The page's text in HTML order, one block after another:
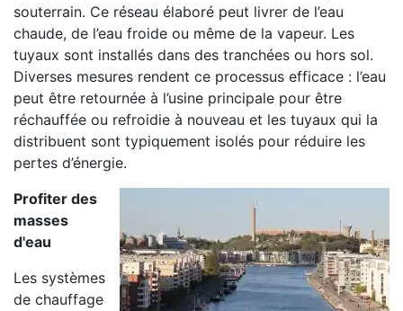
souterrain. Ce réseau élaboré peut livrer de l’eau
chaude, de l’eau froide ou même de la vapeur. Les
tuyaux sont installés dans des tranchées ou hors sol.
Diverses mesures rendent ce processus efficace : l’eau
peut être retournée à l’usine principale pour être
réchauffée ou refroidie à nouveau et les tuyaux qui la
distribuent sont typiquement isolés pour réduire les
pertes d’énergie.
Profiter des
masses
d'eau
Les systèmes
de chauffage